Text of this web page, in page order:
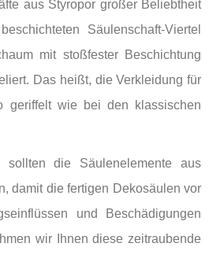
aus Styropor großer Beliebtheit
Säulenschaft-Viertel
mit stoßfester Beschichtung
Das heißt, die Verkleidung für
geriffelt wie bei den klassischen
sollten die Säulenelemente aus
damit die fertigen Dekosäulen vor
und Beschädigungen
wir Ihnen diese zeitraubende